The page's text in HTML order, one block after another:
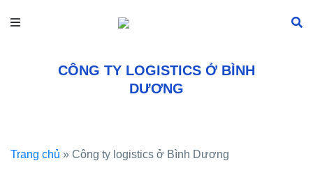
CÔNG TY LOGISTICS Ở BÌNH
DƯƠNG
Trang chủ » Công ty logistics ở Bình Dương